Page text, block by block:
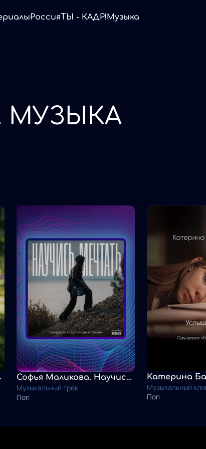
РоссияТЫ - КАДР!Музыка
МУЗЫКА
Софья Маликова. Научись мечтать
Музыкальный трек
Поп
Музыкальный
Поп